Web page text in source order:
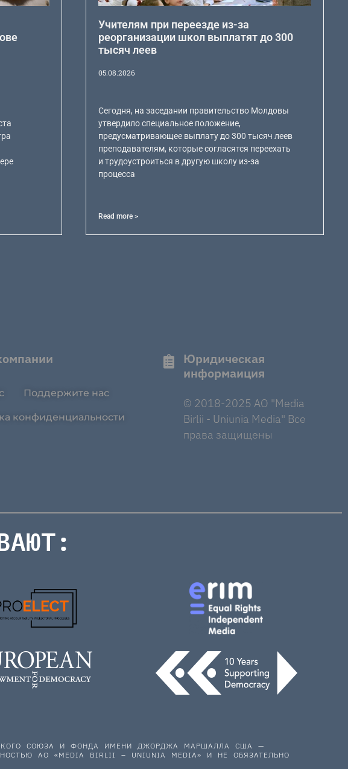
Учителям при переезде из-за
реорганизации школ выплатят до 300
тысяч леев
05.08.2026
Сегодня, на заседании правительство Молдовы
утвердило специальное положение,
предусматривающее выплату до 300 тысяч леев
преподавателям, которые согласятся переехать
и трудоустроиться в другую школу из-за
процесса
Read more >
Поддержите нас
конфиденциальности
Юридическая
информаиция
© 2018-2025 AO "Media
Birlii - Uniunia Media" Все
права защищены
СОЮЗА И ФОНДА ИМЕНИ ДЖОРДЖА МАРШАЛЛА США —
АО «MEDIA BIRLII – UNIUNIA MEDIA» И НЕ ОБЯЗАТЕЛЬНО